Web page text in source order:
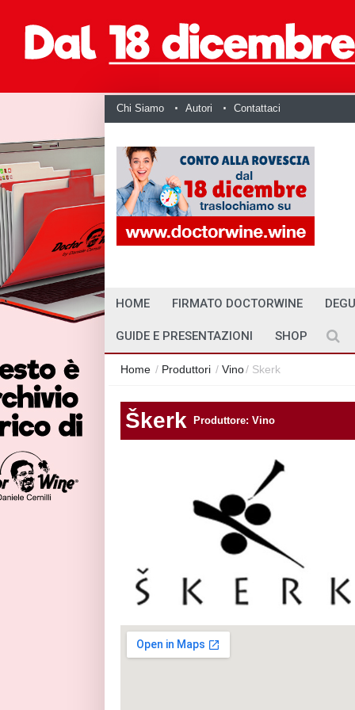
Chi Siamo Autori Contattaci
HOME FIRMATO DOCTORWINE
GUIDE E PRESENTAZIONI SHOP
Home / Produttori / Vino/ Skerk
Škerk Produttore: Vino